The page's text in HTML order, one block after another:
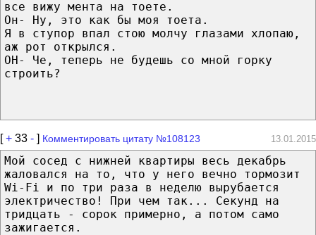
все вижу мента на тоете.
Он- Ну, это как бы моя тоета.
Я в ступор впал стою молчу глазами хлопаю,
аж рот открылся.
ОН- Че, теперь не будешь со мной горку
строить?
[+ 33 - ] Комментировать цитату №108123 13.01.2015
Мой сосед с нижней квартиры весь декабрь
жаловался на то, что у него вечно тормозит
Wi-Fi и по три раза в неделю вырубается
электричество! При чем так... Секунд на
тридцать - сорок примерно, а потом само
зажигается.